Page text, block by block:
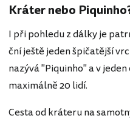
Kráter nebo
I při pohledu z dálky je
ční ještě jeden špičatější
nazývá "Piquinho" a v
maximálně 20 lidí.
Cesta od kráteru na